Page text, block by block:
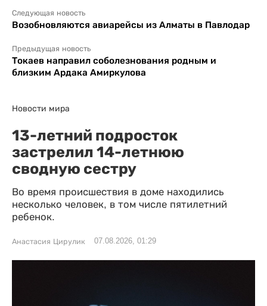
Следующая новость
Возобновляются авиарейсы из Алматы в Павлодар
Предыдущая новость
Токаев направил соболезнования родным и
близким Ардака Амиркулова
Новости мира
13-летний подросток
застрелил 14-летнюю
сводную сестру
Во время происшествия в доме находились
несколько человек, в том числе пятилетний
ребенок.
Анастасия Цирулик 07.08.2026, 01:29